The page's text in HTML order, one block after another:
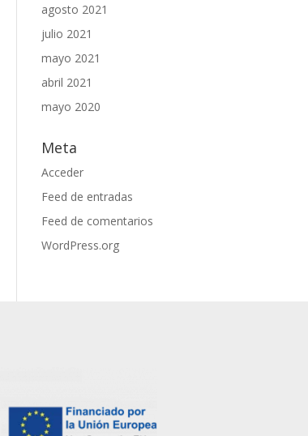
agosto 2021
julio 2021
mayo 2021
abril 2021
mayo 2020
Meta
Acceder
Feed de entradas
Feed de comentarios
WordPress.org